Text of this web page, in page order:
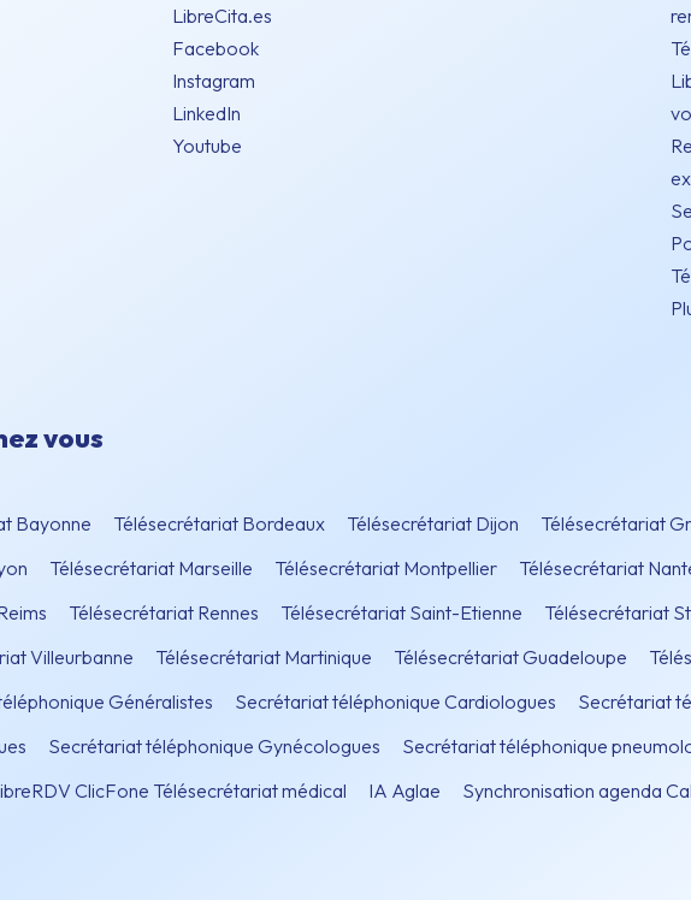
LibreCita.es
Facebook
Instagram
LinkedIn
Youtube
vous
Bayonne Télésecrétariat Bordeaux Télésecrétariat Dijon
Télésecrétariat
Télésecrétariat Marseille Télésecrétariat Montpellier
Télésecrétariat
Télésecrétariat Rennes Télésecrétariat Saint-Etienne
Télésecrétariat
Villeurbanne Télésecrétariat Martinique Télésecrétariat Guadeloupe
Généralistes Secrétariat téléphonique Cardiologues
Secrétariat
Secrétariat téléphonique Gynécologues
Secrétariat téléphonique
ClicFone Télésecrétariat médical IA Aglae
Synchronisation agenda